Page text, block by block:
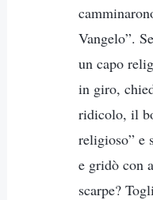
Vangelo”.
un capo
in giro,
ridicolo, il
religioso” e
e gridò con
scarpe?